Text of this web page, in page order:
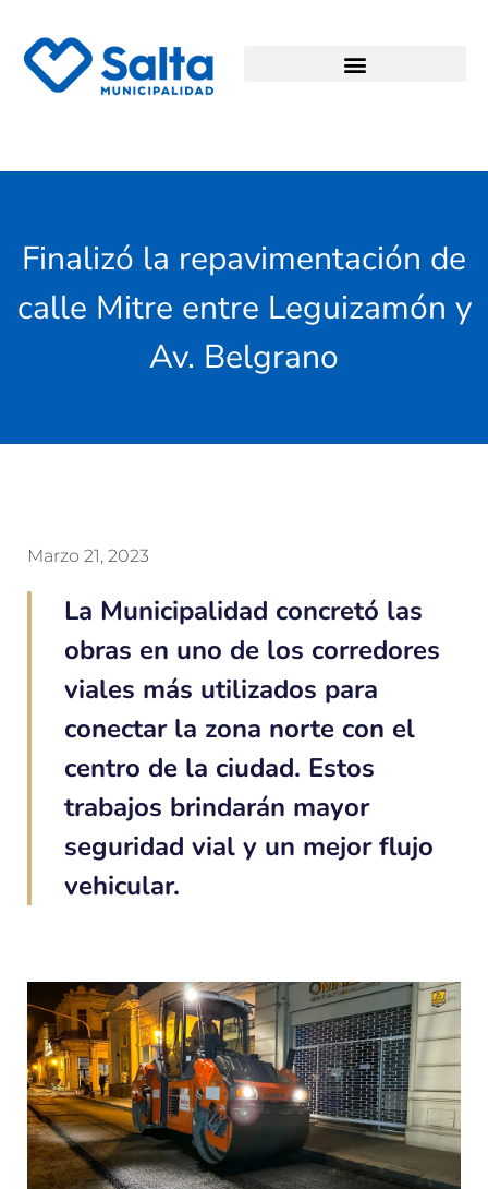
Finalizó la repavimentación de
calle Mitre entre Leguizamón y
Av. Belgrano
Marzo 21, 2023
La Municipalidad concretó las
obras en uno de los corredores
viales más utilizados para
conectar la zona norte con el
centro de la ciudad. Estos
trabajos brindarán mayor
seguridad vial y un mejor flujo
vehicular.